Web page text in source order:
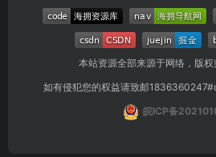
本站资源全部来源于网络，版
如有侵犯您的权益请致邮
皖ICP备